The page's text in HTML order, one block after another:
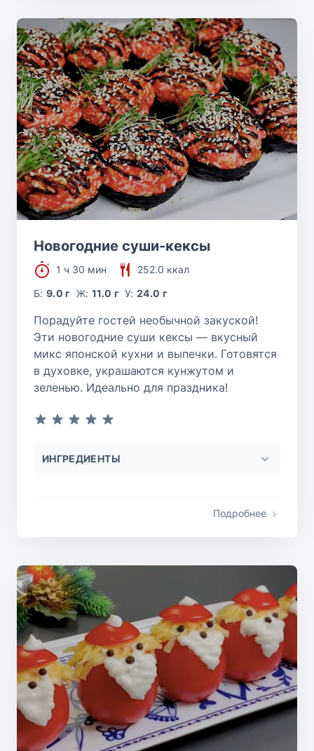
Новогодние суши-кексы
1 ч 30 мин
252.0 ккал
Б:9.0 г Ж: 11.0 г У:24.0 г
Порадуйте гостей необычной закуской!
Эти новогодние суши кексы — вкусный
микс японской кухни и выпечки. Готовятся
в духовке, украшаются кунжутом и
зеленью. Идеально для праздника!
ИНГРЕДИЕНТЫ
Подробнее